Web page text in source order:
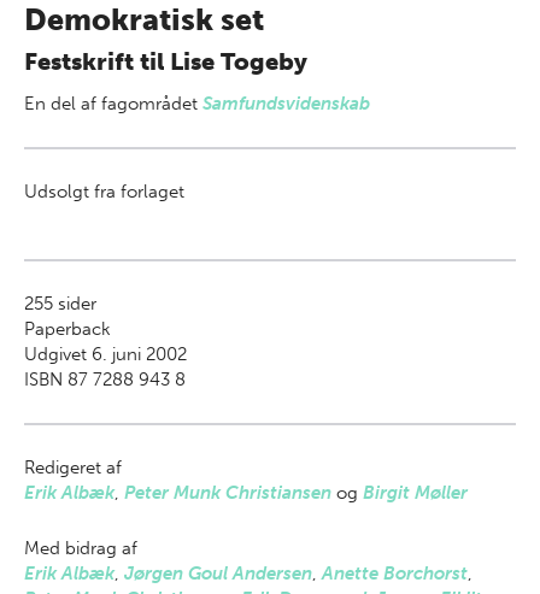
Demokratisk set
Festskrift til Lise Togeby
En del af fagområdet Samfundsvidenskab
Udsolgt fra forlaget
255 sider
Paperback
Udgivet 6. juni 2002
ISBN 87 7288 943 8
Redigeret af
Erik Albæk, Peter Munk Christiansen og Birgit Møller
Med bidrag af
Erik Albæk, Jørgen Goul Andersen,Anette Borchorst,